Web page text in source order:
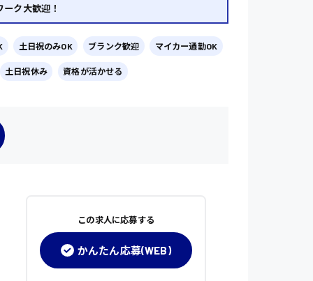
ク大歓迎！
土日祝のみOK ブランク歓迎 マイカー通勤OK
土日祝休み 資格が活かせる
この求人に応募する
かんたん応募(WEB)